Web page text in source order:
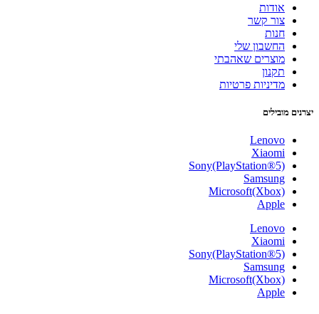
אודות
צור קשר
חנות
החשבון שלי
מוצרים שאהבתי
תקנון
מדיניות פרטיות
יצרנים מובילים
Lenovo
Xiaomi
Sony(PlayStation®5)
Samsung
Microsoft(Xbox)
Apple
Lenovo
Xiaomi
Sony(PlayStation®5)
Samsung
Microsoft(Xbox)
Apple